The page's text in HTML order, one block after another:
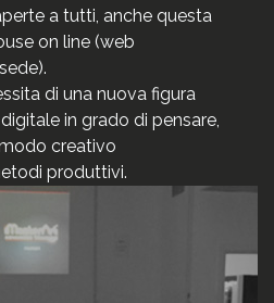
a tutti, anche questa
on line (web
di una nuova figura
in grado di pensare,
creativo
produttivi.